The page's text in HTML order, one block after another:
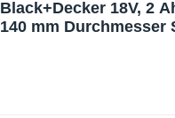
Black+Decker 18V, 2
140 mm Durchmesser